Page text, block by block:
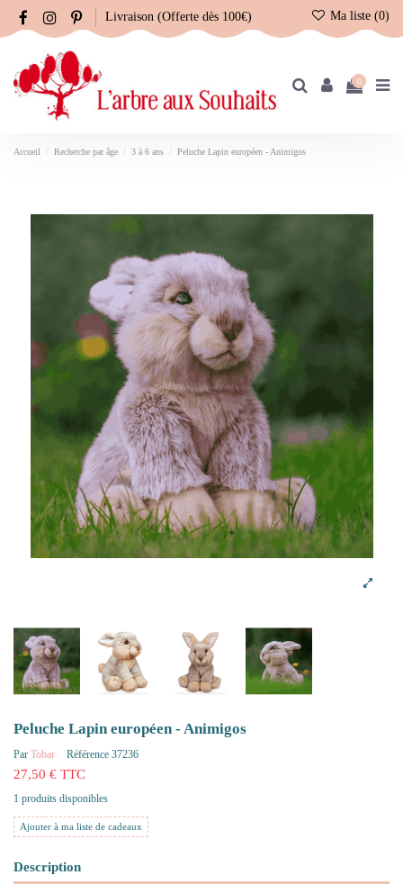
Livraison (Offerte dès 100€) Ma liste (0)
0
Accueil Recherche par âge 3 à 6 ans Peluche Lapin européen - Animigos
Peluche Lapin européen - Animigos
Par Tobar Référence 37236
27,50 € TTC
1 produits disponibles
Ajouter à ma liste de cadeaux
Description